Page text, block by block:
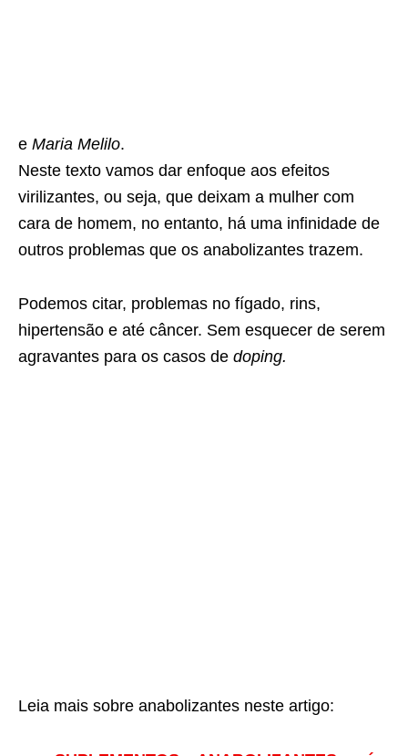
e Maria Melilo.
Neste texto vamos dar enfoque aos efeitos
virilizantes, ou seja, que deixam a mulher com
cara de homem, no entanto, há uma infinidade de
outros problemas que os anabolizantes trazem.
Podemos citar, problemas no fígado, rins,
hipertensão e até câncer. Sem esquecer de serem
agravantes para os casos de doping.
Leia mais sobre anabolizantes neste artigo: